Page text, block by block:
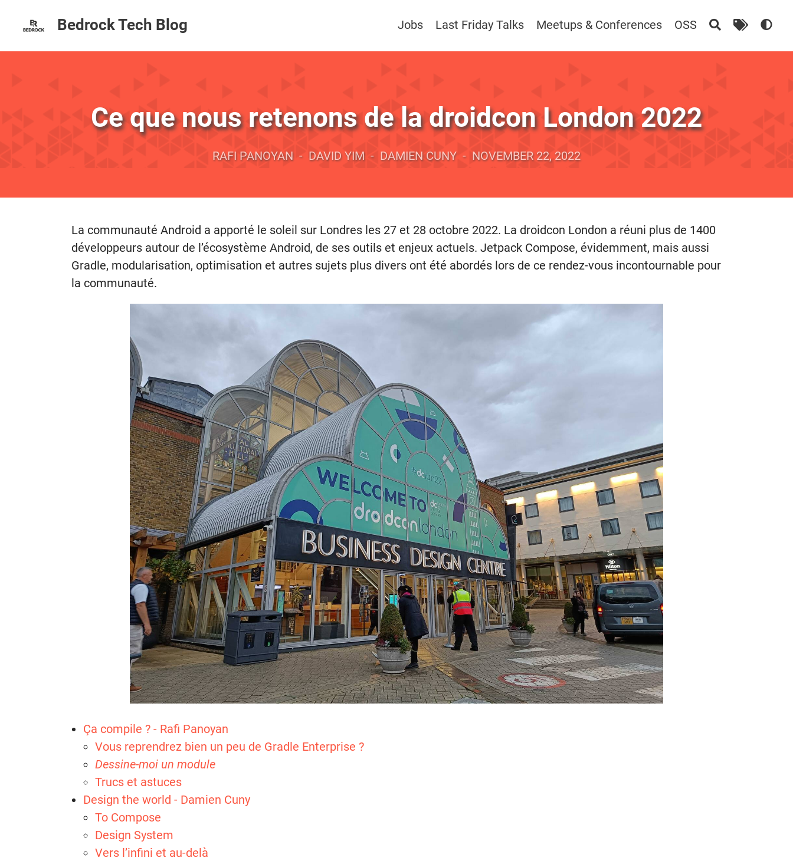
Bedrock Tech Blog Jobs Last Friday Talks Meetups & Conferences OSS
Ce que nous retenons de la droidcon London 2022
RAFI PANOYAN - DAVID YIM - DAMIEN CUNY - NOVEMBER 22, 2022
La communauté Android a apporté le soleil sur Londres les 27 et 28 octobre 2022. La droidcon London a réuni plus de 1400
développeurs autour de l’écosystème Android, de ses outils et enjeux actuels. Jetpack Compose, évidemment, mais aussi
Gradle, modularisation, optimisation et autres sujets plus divers ont été abordés lors de ce rendez-vous incontournable pour
la communauté.
Ça compile ? - Rafi Panoyan
Vous reprendrez bien un peu de Gradle Enterprise ?
Dessine-moi un module
Trucs et astuces
Design the world - Damien Cuny
To Compose
Design System
Vers l’infini et au-delà